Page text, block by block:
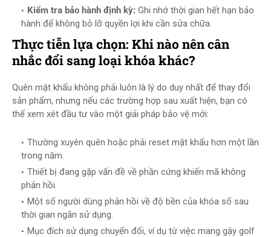
Kiểm tra bảo hành định kỳ: Ghi nhớ thời gian hết hạn bảo
hành để không bỏ lỡ quyền lợi khi cần sửa chữa.
Thực tiễn lựa chọn: Khi nào nên cân
nhắc đổi sang loại khóa khác?
Quên mật khẩu không phải luôn là lý do duy nhất để thay đổi
sản phẩm, nhưng nếu các trường hợp sau xuất hiện, bạn có
thể xem xét đầu tư vào một giải pháp bảo vệ mới:
Thường xuyên quên hoặc phải reset mật khẩu hơn một lần
trong năm.
Thiết bị đang gặp vấn đề về phần cứng khiến mã không
phản hồi.
Một số người dùng phản hồi về độ bền của khóa số sau
thời gian ngắn sử dụng.
Mục đích sử dụng chuyển đổi, ví dụ từ việc mang gậy golf